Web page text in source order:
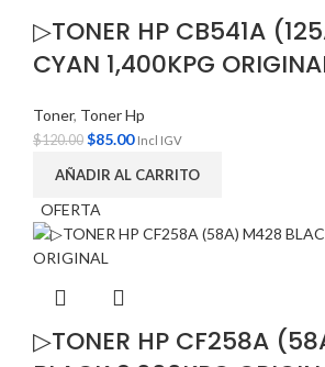
▷TONER HP CB541A
CYAN 1,400KPG
Toner, Toner Hp
$120.00 $85.00 Incl IGV
AÑADIR AL CARRITO
OFERTA
▷TONER HP CF258A